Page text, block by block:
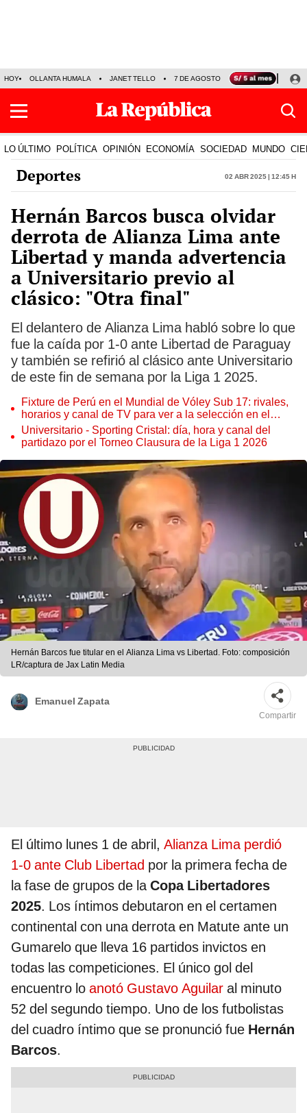
HOY OLLANTA HUMALA JANET TELLO 7 DE AGOSTO TINKA RESULTADOS
LO ÚLTIMO POLÍTICA OPINIÓN ECONOMÍA SOCIEDAD MUNDO
Deportes 02 Abr 2025 | 12:45 h
Hernán Barcos busca olvidar
derrota de Alianza Lima ante
Libertad y manda advertencia
a Universitario previo al
clásico: "Otra final"
El delantero de Alianza Lima habló sobre lo que
fue la caída por 1-0 ante Libertad de Paraguay
y también se refirió al clásico ante Universitario
de este fin de semana por la Liga 1 2025.
Fixture de Perú en el Mundial de Vóley Sub 17: rivales,
horarios y canal de TV para ver a la selección en el
torneo
Universitario - Sporting Cristal: día, hora y canal del
partidazo por el Torneo Clausura de la Liga 1 2026
Hernán Barcos fue titular en el Alianza Lima vs Libertad. Foto: composición
LR/captura de Jax Latin Media
Emanuel Zapata
Compartir
El último lunes 1 de abril, Alianza Lima perdió
1-0 ante Club Libertad por la primera fecha de
la fase de grupos de laCopa Libertadores
2025. Los íntimos debutaron en el certamen
continental con una derrota en Matute ante un
Gumarelo que lleva 16 partidos invictos en
todas las competiciones. El único gol del
encuentro lo anotó Gustavo Aguilar al minuto
52 del segundo tiempo. Uno de los futbolistas
del cuadro íntimo que se pronunció fue Hernán
Barcos.